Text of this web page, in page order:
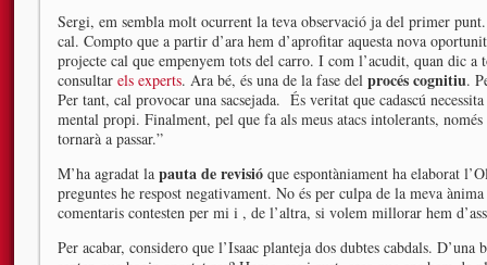
Sergi, em sembla molt ocurrent la teva observació ja del primer
cal. Compto que a partir d’ara hem d’aprofitar aquesta nova
projecte cal que empenyem tots del carro. I com l’acudit, quan dic
consultar els experts. Ara bé, és una de la fase del procés cognitiu.
Per tant, cal provocar una sacsejada. És veritat que cadascú
mental propi. Finalment, pel que fa als meus atacs intolerants,
tornarà a passar.”
M’ha agradat la pauta de revisió que espontàniament ha elaborat
preguntes he respost negativament. No és per culpa de la meva
comentaris contesten per mi i , de l’altra, si volem millorar hem
Per acabar, considero que l’Isaac planteja dos dubtes cabdals. D’una